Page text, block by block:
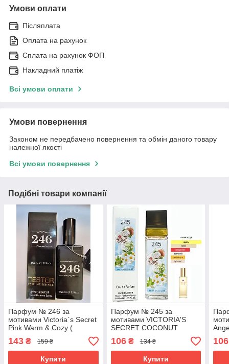
Умови оплати
Післяплата
Оплата на рахунок
Сплата на рахунок ФОП
Накладний платіж
Всі умови оплати
Умови повернення
Законом не передбачено повернення та обмін даного товару
належної якості
Всі умови повернення
Подібні товари компанії
Парфум № 246 за
мотивами Victoria`s Secret
Pink Warm & Cozy (
Вікторія Сікрет Пінк Варм
Козі) 65 мл ОПТ
143 ₴ 159 ₴
Купити
Парфум № 245 за
мотивами VICTORIA'S
SECRET COCONUT
PASSION (Вікторія Сікрет
Коконат Пешн) 40 мл.
ОПТ
106₴ 134 ₴
Купити
ОПТ
106